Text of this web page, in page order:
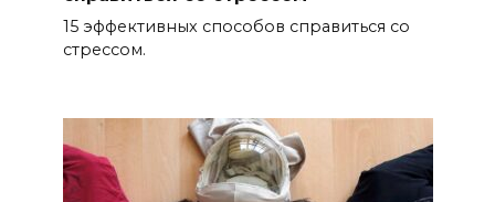
15 эффективных способов справиться со
стрессом.